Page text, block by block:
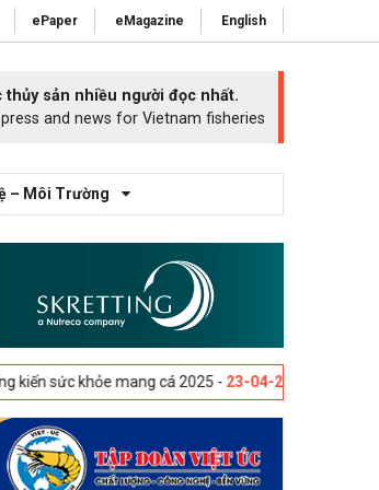
ePaper eMagazine English
thủy sản nhiều người đọc nhất.
and news for Vietnam fisheries
– Môi Trường
mang cá 2025 -23-04-2025 Vigo, Tây Ban Nha -